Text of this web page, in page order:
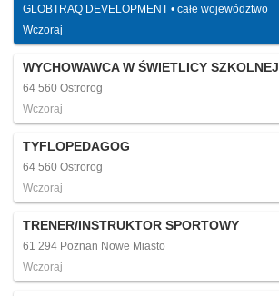
GLOBTRAQ DEVELOPMENT
całe województwo
Wczoraj
WYCHOWAWCA W ŚWIETLICY SZKOLNEJ
64 560 Ostrorog
Wczoraj
TYFLOPEDAGOG
64 560 Ostrorog
Wczoraj
TRENER/INSTRUKTOR SPORTOWY
61 294 Poznan Nowe Miasto
Wczoraj